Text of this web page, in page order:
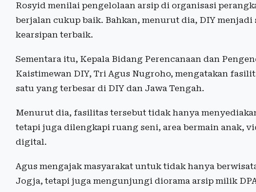
Rosyid menilai pengelolaan arsip di organisasi
berjalan cukup baik. Bahkan, menurut dia, DIY menjadi
kearsipan terbaik.
Sementara itu, Kepala Bidang Perencanaan dan
Kaistimewan DIY, Tri Agus Nugroho, mengatakan
satu yang terbesar di DIY dan Jawa Tengah.
Menurut dia, fasilitas tersebut tidak hanya
tetapi juga dilengkapi ruang seni, area bermain anak,
digital.
Agus mengajak masyarakat untuk tidak hanya
Jogja, tetapi juga mengunjungi diorama arsip milik